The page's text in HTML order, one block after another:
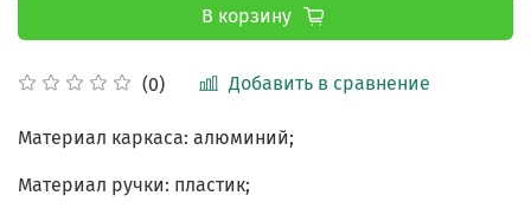
(0) Добавить в сравнение
В корзину
Материал каркаса: алюминий;
Материал ручки: пластик;